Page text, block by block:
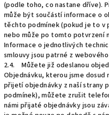
(podle toho, co nastane dříve).
může být součástí informace o
těchto podmínek (pokud je to v
nebo může po tomto potvrzení
Informace o jednotlivých
smlouvy jsou patrné z
2.4. Můžete již odeslanou
Objednávku, kterou jsme dosud
přijetí objednávky z naší strany
podmínek), můžete zrušit
námi přijaté objednávky jsou